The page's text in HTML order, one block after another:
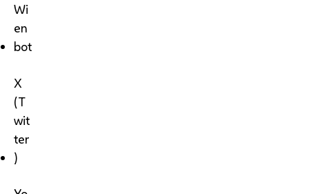
Wi
en
bot
X
(T
wit
ter
)